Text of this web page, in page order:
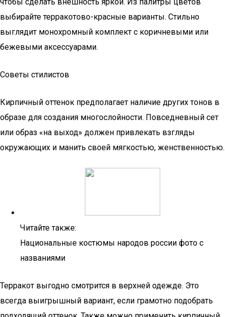
выбирайте терракотово-красные варианты. Стильно
выглядит монохромный комплект с коричневыми или
бежевыми аксессуарами.
Советы стилистов
Кирпичный оттенок предполагает наличие других тонов в
образе для создания многослойности. Повседневный сет
или образ «на выход» должен привлекать взгляды
окружающих и манить своей мягкостью, женственностью.
Читайте также:
Национальные костюмы народов россии фото с
названиями
Терракот выгодно смотрится в верхней одежде. Это
всегда выигрышный вариант, если грамотно подобрать